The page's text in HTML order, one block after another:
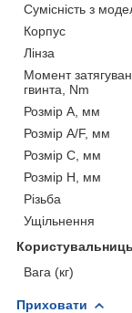
Сумісність з
Корпус
Лінза
Момент
гвинта, Nm
Розмір A, мм
Розмір A/F, мм
Розмір C, мм
Розмір H, мм
Різьба
Ущільнення
Вага (кг)
Приховати